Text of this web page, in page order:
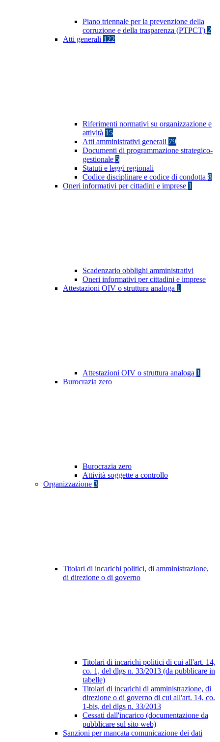
Piano triennale per la prevenzione della
corruzione e della trasparenza (PTPCT) 2
Atti generali 122
Riferimenti normativi su organizzazione e
attività 15
Atti amministrativi generali 79
Documenti di programmazione strategico-
gestionale 5
Statuti e leggi regionali
Codice disciplinare e codice di condotta 8
Oneri informativi per cittadini e imprese 1
Scadenzario obblighi amministrativi
Oneri informativi per cittadini e imprese
Attestazioni OIV o struttura analoga 1
Attestazioni OIV o struttura analoga 1
Burocrazia zero
Burocrazia zero
Attività soggette a controllo
Organizzazione 3
Titolari di incarichi politici, di amministrazione,
di direzione o di governo
Titolari di incarichi politici di cui all'art. 14,
co. 1, del dlgs n. 33/2013 (da pubblicare in
tabelle)
Titolari di incarichi di amministrazione, di
direzione o di governo di cui all'art. 14, co.
1-bis, del dlgs n. 33/2013
Cessati dall'incarico (documentazione da
pubblicare sul sito web)
Sanzioni per mancata comunicazione dei dati